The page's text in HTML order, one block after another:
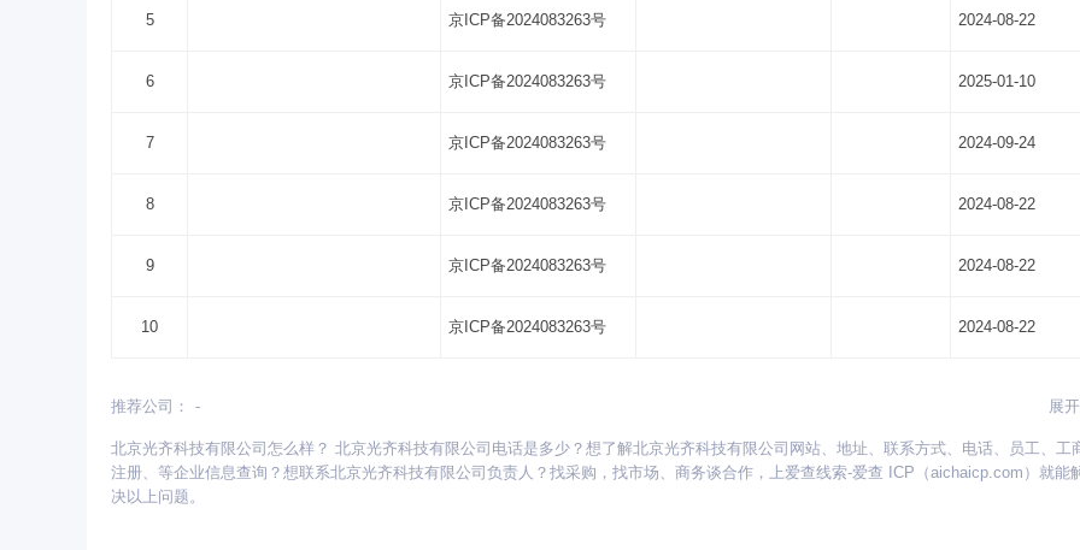
5 京ICP备2024083263号 2024-08-22
6 京ICP备2024083263号 2025-01-10
7 京ICP备2024083263号 2024-09-24
8 京ICP备2024083263号 2024-08-22
9 京ICP备2024083263号 2024-08-22
10 京ICP备2024083263号 2024-08-22
推荐公司： - 展开
更多省份： 安徽 北京 重庆 福建 甘肃 广东 广西 贵州 海南 河北 河南 湖北 湖南 江苏 江西 吉林 辽宁
宁夏
青海
山东 陕西 山西 上海 四川 天津 新疆 西藏 云南 浙江 内蒙古 黑龙江
北京光齐科技有限公司怎么样？ 北京光齐科技有限公司电话是多少？想了解北京光齐科技有限公司网站、地址、联系方式、电话、员工、工
注册、等企业信息查询？想联系北京光齐科技有限公司负责人？找采购，找市场、商务谈合作，上爱查线索-爱查 ICP（aichaicp.com）就能
决以上问题。